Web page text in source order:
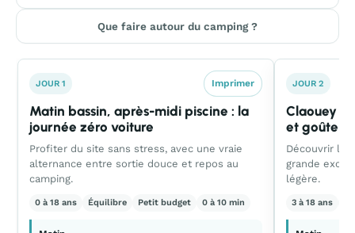
Que faire autour du camping ?
JOUR 1 Imprimer
Matin bassin, après-midi piscine : la
journée zéro voiture
Profiter du site sans stress, avec une vraie
alternance entre sortie douce et repos au
camping.
0 à 18 ans Équilibre Petit budget 0 à 10 min
JOUR 2
Claouey
et goûter
Découvrir
grande
légère.
3 à 18 ans